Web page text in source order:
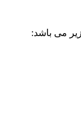
می باشد: